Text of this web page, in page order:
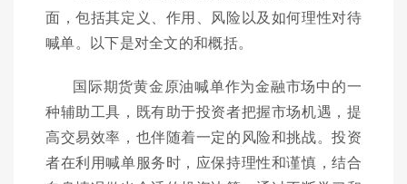
面，包括其定义、作用、风险以及如何理性对待
喊单。以下是对全文的和概括。
国际期货黄金原油喊单作为金融市场中的一
种辅助工具，既有助于投资者把握市场机遇，提
高交易效率，也伴随着一定的风险和挑战。投资
者在利用喊单服务时，应保持理性和谨慎，结合